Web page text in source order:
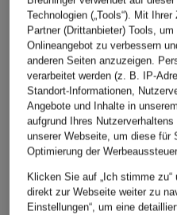
ÄHNLICHE ARTIKEL
Technologien („Tools“). Mit
Partner (Drittanbieter) Tools,
Onlineangebot zu verbessern
anderen Seiten anzuzeigen.
verarbeitet werden (z. B. IP-
Standort-Informationen,
Angebote und Inhalte in
aufgrund Ihres
unserer Webseite, um diese für
Optimierung der
Klicken Sie auf „Ich stimme
direkt zur Webseite weiter zu
Einstellungen“, um eine